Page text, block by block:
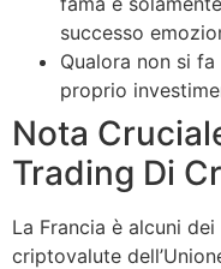
successo
Qualora non si
proprio
Nota
Trading Di
La Francia è alcuni
criptovalute